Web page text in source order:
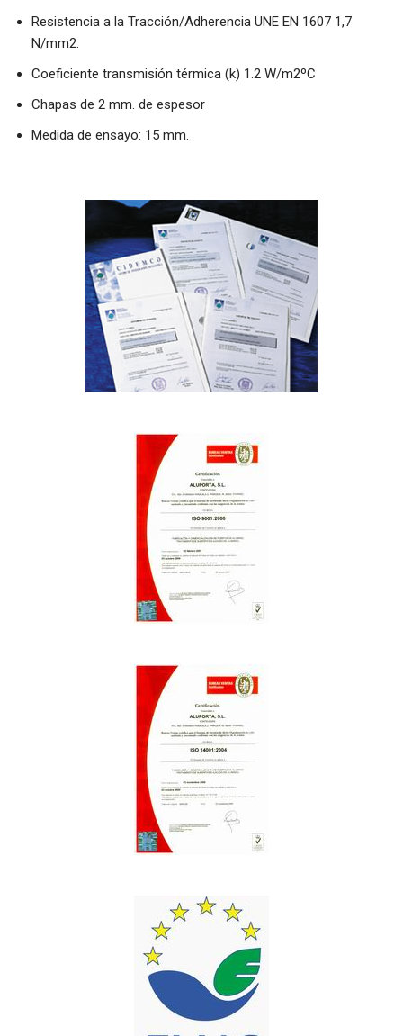
Resistencia a la Tracción/Adherencia UNE EN 1607 1,7
N/mm2.
Coeficiente transmisión térmica (k) 1.2 W/m2ºC
Chapas de 2 mm. de espesor
Medida de ensayo: 15 mm.